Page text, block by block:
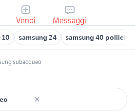
Vendi Messaggi
10 samsung 24 samsung 40 pollici
subacqueo